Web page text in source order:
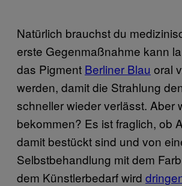
Natürlich brauchst du
erste Gegenmaßnahme kann
das Pigment Berliner Blau oral
werden, damit die Strahlung
schneller wieder verlässt. Aber
bekommen? Es ist fraglich, ob
damit bestückt sind und von
Selbstbehandlung mit dem
dem Künstlerbedarf wird